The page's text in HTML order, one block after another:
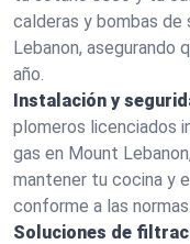
calderas y bombas de
Lebanon, asegurando
año.
Instalación y
plomeros licenciados
gas en Mount
mantener tu cocina y
conforme a las normas.
Soluciones de